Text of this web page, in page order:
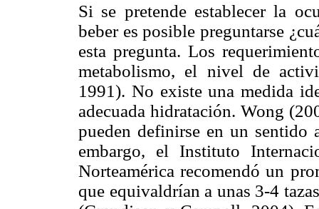
Si se pretende establecer la
beber es posible preguntarse
esta pregunta. Los
metabolismo, el nivel de
1991). No existe una medida
adecuada hidratación. Wong
pueden definirse en un
embargo, el Instituto
Norteamérica recomendó un
que equivaldrían a unas 3-4